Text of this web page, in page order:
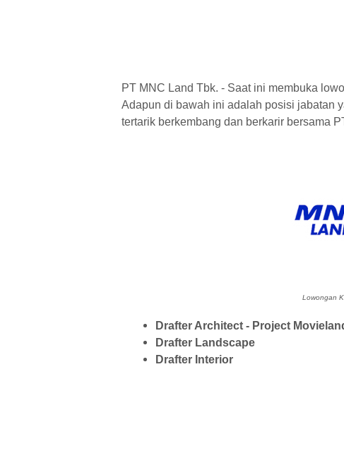
PT MNC Land Tbk. - Saat ini membuka
Adapun di bawah ini adalah posisi jabatan
tertarik berkembang dan berkarir bersama
Lowongan
Drafter Architect - Project
Drafter Landscape
Drafter Interior